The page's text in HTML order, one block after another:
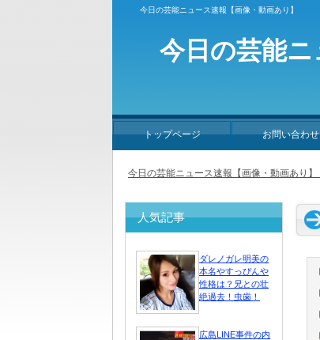
今日の芸能ニュース速報【画像・動画あり】
人気記事
ダレノガレ明美の
本名やすっぴんや
性格は？兄との壮
絶過去！虫歯！
広島LINE事件の内
今日の芸能ニュース速報【画像・動画あり】
今日の芸能ニ
トップページ お問い合わせ